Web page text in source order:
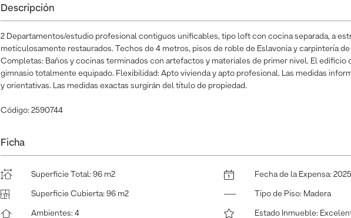
Descripción
2 Departamentos/estudio profesional contiguos unificables, tipo loft con cocina separada, a
meticulosamente restaurados. Techos de 4 metros, pisos de roble de Eslavonia y carpintería
Completas: Baños y cocinas terminados con artefactos y materiales de primer nivel. El edificio
gimnasio totalmente equipado. Flexibilidad: Apto vivienda y apto profesional. Las medidas
y orientativas. Las medidas exactas surgirán del título de propiedad.
Código: 2590744
Ficha
Superficie Total : 96 m2
Superficie Cubierta: 96 m2
Ambientes: 4
Fecha de la Expensa:
Tipo de Piso: Madera
Estado Inmueble: